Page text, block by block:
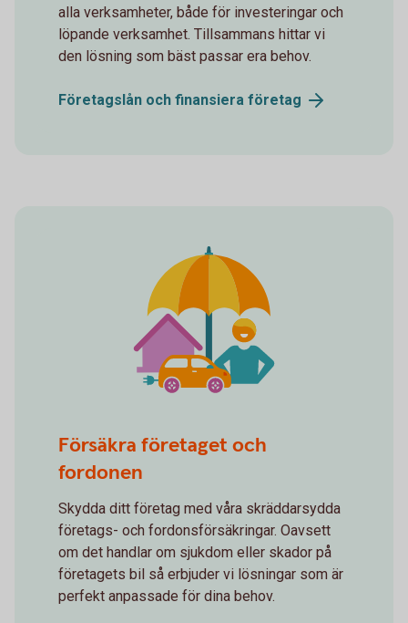
alla verksamheter, både för investeringar och
löpande verksamhet. Tillsammans hittar vi
den lösning som bäst passar era behov.
Företagslån och finansiera företag
Försäkra företaget och
fordonen
Skydda ditt företag med våra skräddarsydda
företags- och fordonsförsäkringar. Oavsett
om det handlar om sjukdom eller skador på
företagets bil så erbjuder vi lösningar som är
perfekt anpassade för dina behov.